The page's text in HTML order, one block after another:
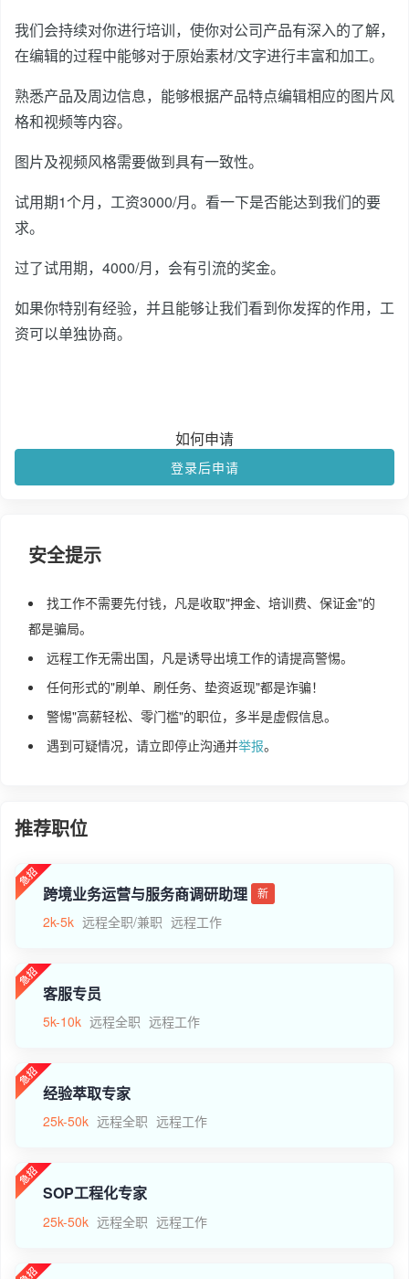
我们会持续对你进行培训，使你对公司产品有深入的了解，
在编辑的过程中能够对于原始素材/文字进行丰富和加工。
熟悉产品及周边信息，能够根据产品特点编辑相应的图片风
格和视频等内容。
图片及视频风格需要做到具有一致性。
试用期1个月，工资3000/月。看一下是否能达到我们的要
求。
过了试用期，4000/月，会有引流的奖金。
如果你特别有经验，并且能够让我们看到你发挥的作用，工
资可以单独协商。
如何申请
登录后申请
安全提示
找工作不需要先付钱，凡是收取"押金、培训费、保证金"的
都是骗局。
远程工作无需出国，凡是诱导出境工作的请提高警惕。
任何形式的"刷单、刷任务、垫资返现"都是诈骗！
警惕"高薪轻松、零门槛"的职位，多半是虚假信息。
遇到可疑情况，请立即停止沟通并举报。
推荐职位
跨境业务运营与服务商调研助理 新
2k-5k 远程全职/兼职 远程工作
客服专员
5k-10k 远程全职 远程工作
经验萃取专家
25k-50k 远程全职 远程工作
SOP工程化专家
25k-50k 远程全职 远程工作